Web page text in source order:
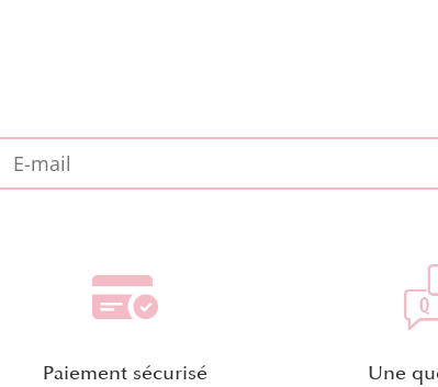
Paiement sécurisé Une